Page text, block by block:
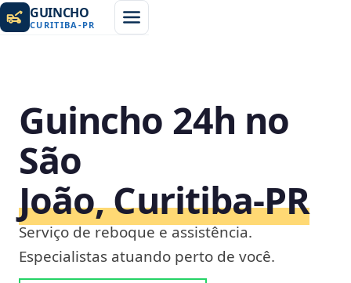
GUINCHO
CURITIBA -PR
Guincho 24h no
São
João, Curitiba‑PR
Serviço de reboque e assistência.
Especialistas atuando perto de você.